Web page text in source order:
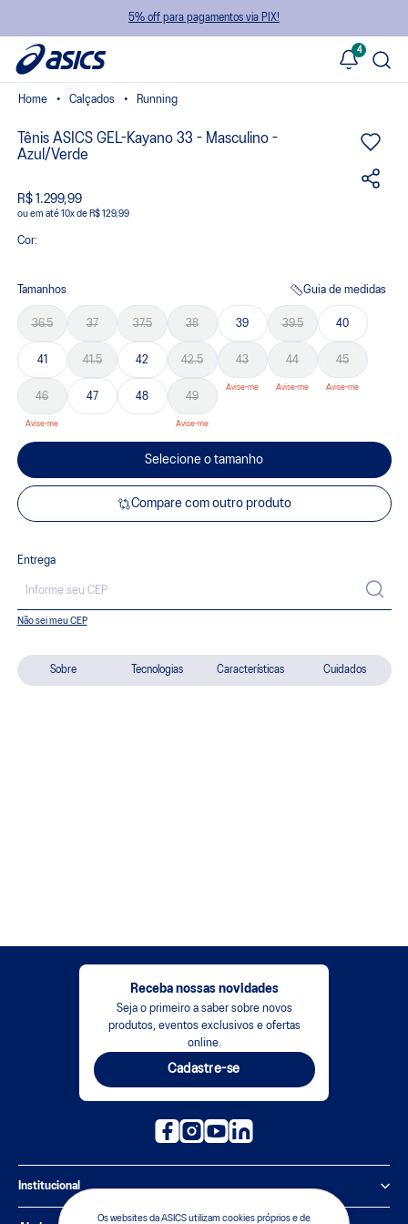
5% off para pagamentos via PIX!
4
Os websites da ASICS utilizam cookies próprios e de
Sobre Tecnologias Características Cuidados
Calçados Running
Tênis ASICS GEL-Kayano 33 - Masculino -
Azul/Verde
R$ 1.299,99
ou 10xde R$ 129,99
Cor:
Tamanhos Guia de medidas
36.5 37 37.5 38 39 39.5 40
41 41.5 42 42.5 43 44 45
46 47 48 49
Selecione o tamanho
Compare com outro produto
Entrega
Não sei meu CEP
Receba nossas novidades
Seja o primeiro a saber sobre novos
produtos, eventos exclusivos e ofertas
online.
Cadastre-se
Institucional